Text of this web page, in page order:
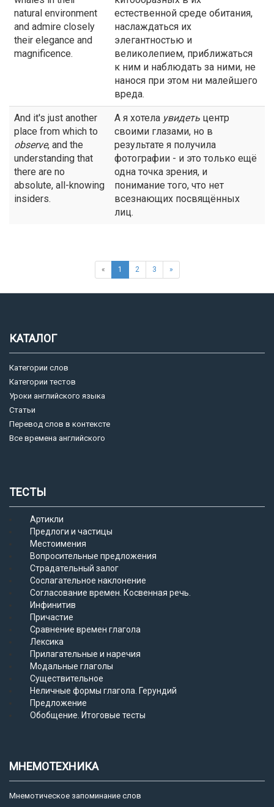
natural environment
and admire closely
their elegance and
magnificence.
естественной среде обитания,
наслаждаться их
элегантностью и
великолепием, приближаться
к ним и наблюдать за ними, не
нанося при этом ни малейшего
вреда.
And it's just another
place from which to
observe, and the
understanding that
there are no
absolute, all-knowing
insiders.
А я хотела увидеть центр
своими глазами, но в
результате я получила
фотографии - и это только ещё
одна точка зрения, и
понимание того, что нет
всезнающих посвящённых
лиц.
« 1 2 3 »
КАТАЛОГ
Категории слов
Категории тестов
Уроки английского языка
Статьи
Перевод слов в контексте
Все времена английского
ТЕСТЫ
Артикли
Предлоги и частицы
Местоимения
Вопросительные предложения
Страдательный залог
Сослагательное наклонение
Согласование времен. Косвенная речь.
Инфинитив
Причастие
Сравнение времен глагола
Лексика
Прилагательные и наречия
Модальные глаголы
Существительное
Неличные формы глагола. Герундий
Предложение
Обобщение. Итоговые тесты
МНЕМОТЕХНИКА
Мнемотическое запоминание слов